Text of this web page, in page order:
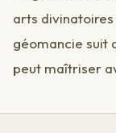
arts
géomancie suit
peut maîtriser